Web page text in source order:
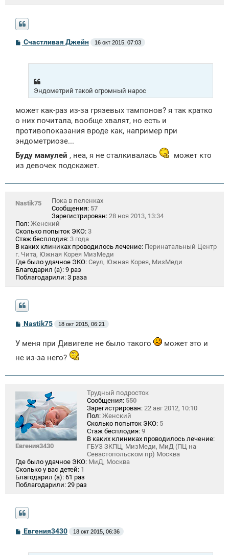
ССчастливая Джейн 16 окт 2015, 07:03
Эндометрий такой огромный нарос
может как-раз из-за грязевых тампонов? я так кратко
о них почитала, вообще хвалят, но есть и
противопоказания вроде как, например при
эндометриозе...
Буду мамулей , неа, я не сталкивалась
может кто
из девочек подскажет.
Nastik75
Пока в пеленках
Сообщения: 57
Зарегистрирован: 28 ноя 2013, 13:34
Пол: Женский
Сколько попыток ЭКО: 3
Стаж бесплодия: 3 года
В каких клиниках проводилось лечение: Перинатальный Центр
г. Чита, Южная Корея МизМеди
Где было удачное ЭКО: Сеул, Южная Корея, МизМеди
Благодарил (а): 9 раз
Поблагодарили: 3 раза
С
б
е
Nastik75 18 окт 2015, 06:21
У меня при Дивигеле не было такого
может это и
не из-за него?
Евгения3430
Трудный подросток
Сообщения: 550
Зарегистрирован: 22 авг 2012, 10:10
Пол: Женский
Сколько попыток ЭКО: 5
Стаж бесплодия: 9
В каких клиниках проводилось лечение:
ГБУЗ ЗКПЦ, МизМеди, МиД (ПЦ на
Севастопольском пр) Москва
Где было удачное ЭКО: МиД, Москва
Сколько у вас детей: 1
Благодарил (а): 61 раз
Поблагодарили: 29 раз
СЕвгения3430 18 окт 2015, 06:36